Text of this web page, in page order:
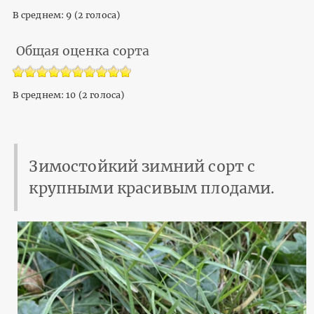
В среднем: 9 (2 голоса)
Общая оценка сорта
В среднем:10 (2 голоса)
Зимостойкий зимний сорт с
крупными красивым плодами.